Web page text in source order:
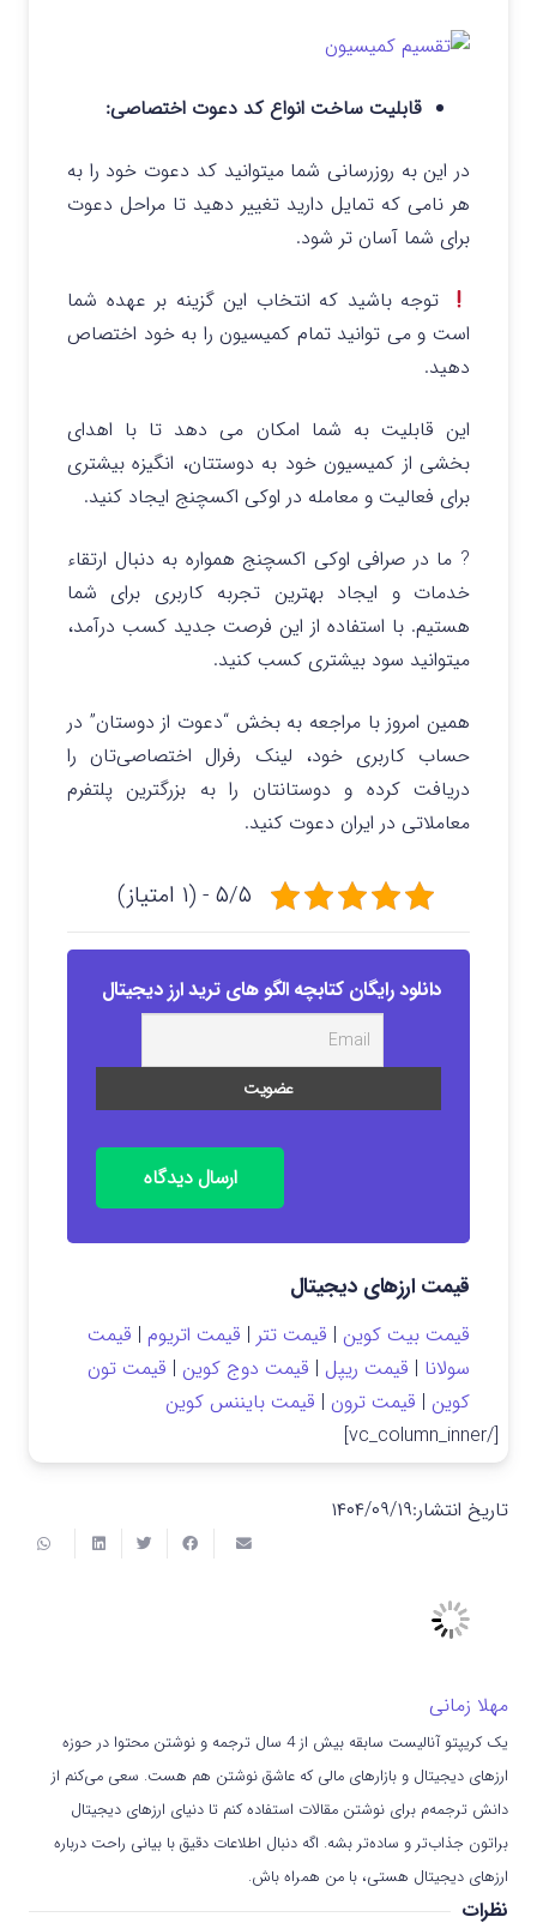
قابلیت ساخت انواع کد دعوت اختصاصی:
در این به روزرسانی شما میتوانید کد دعوت خود را به
هر نامی که تمایل دارید تغییر دهید تا مراحل دعوت
برای شما آسان تر شود.
توجه باشید که انتخاب این گزینه بر عهده شما
است و می توانید تمام کمیسیون را به خود اختصاص
دهید.
این قابلیت به شما امکان می دهد تا با اهدای
بخشی از کمیسیون خود به دوستتان، انگیزه‌ بیشتری
برای فعالیت و معامله در اوکی اکسچنج ایجاد کنید.
? ما در صرافی اوکی اکسچنج همواره به دنبال ارتقاء
خدمات و ایجاد بهترین تجربه کاربری برای شما
هستیم. با استفاده از این فرصت جدید کسب درآمد،
میتوانید سود بیشتری کسب کنید.
همین امروز با مراجعه به بخش “دعوت از دوستان” در
حساب کاربری خود، لینک رفرال اختصاصی‌تان را
دریافت کرده و دوستانتان را به بزرگترین پلتفرم
معاملاتی در ایران دعوت کنید.
۵/۵ - (۱ امتیاز)
دانلود رایگان کتابچه الگو های ترید ارز دیجیتال
ارسال دیدگاه
قیمت ارزهای دیجیتال
قیمت بیت کوین | قیمت تتر | قیمت اتریوم | قیمت
سولانا | قیمت ریپل | قیمت دوج کوین | قیمت تون
کوین | قیمت ترون | قیمت بایننس کوین
[/vc_column_inner]
تاریخ انتشار:۱۴۰۴/۰۹/۱۹
مهلا زمانی
یک کریپتو آنالیست سابقه بیش از 4 سال ترجمه و نوشتن محتوا در حوزه
ارزهای دیجیتال و بازارهای مالی که عاشق نوشتن هم هست. سعی می‌کنم از
دانش ترجمه‌م برای نوشتن مقالات استفاده کنم تا دنیای ارزهای دیجیتال
براتون جذاب‌تر و ساده‌تر بشه. اگه دنبال اطلاعات دقیق با بیانی راحت درباره
ارزهای دیجیتال هستی، با من همراه باش.
نظرات